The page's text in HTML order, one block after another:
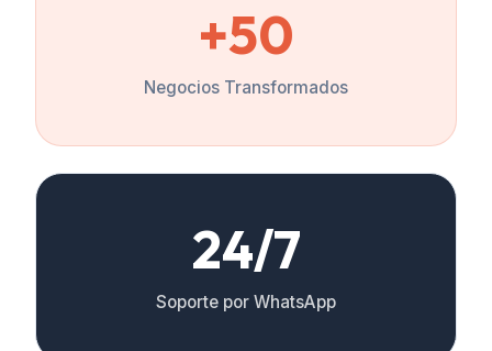
+50
Negocios Transformados
24/7
Soporte por WhatsApp